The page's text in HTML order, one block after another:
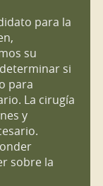
para la
su
si
para
La cirugía
y
sobre la